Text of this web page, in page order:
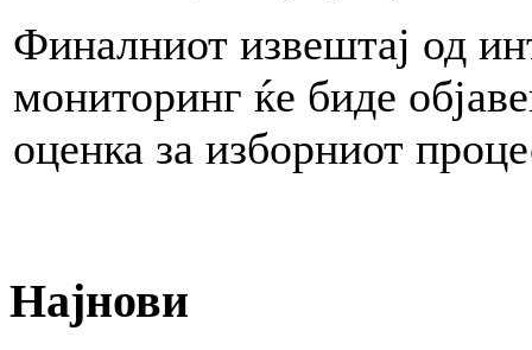
Финалниот извештај од
мониторинг ќе биде
оценка за изборниот
Најнови